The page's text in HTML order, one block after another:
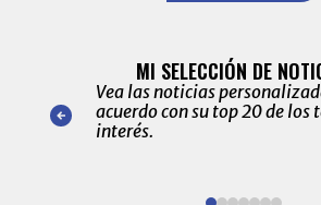
nuestro
para
MI SELECCIÓN DE
Vea las noticias
acuerdo con su top 20 de los
interés.